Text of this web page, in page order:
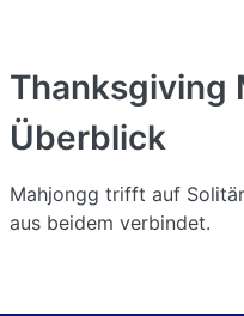
Thanksgiving
Überblick
Mahjongg trifft auf
aus beidem verbindet.